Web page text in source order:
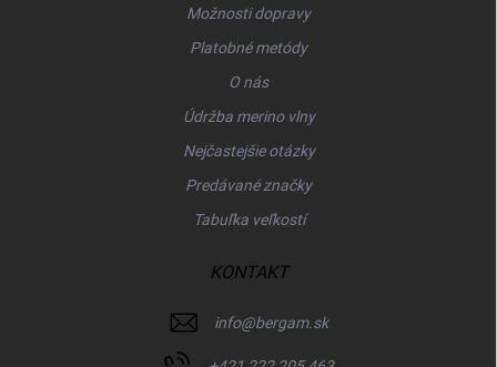
Možnosti dopravy
Platobné metódy
O nás
Údržba merino vlny
Nejčastejšie otázky
Predávané značky
Tabuľka veľkostí
KONTAKT
info@bergam.sk